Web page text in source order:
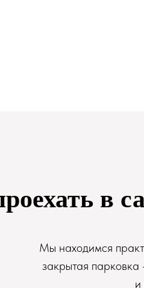
в
Мы находимся
закрытая парковка
и